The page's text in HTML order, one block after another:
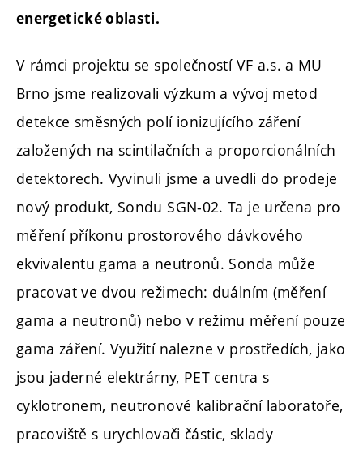
energetické oblasti.
V rámci projektu se společností VF a.s. a MU
Brno jsme realizovali výzkum a vývoj metod
detekce směsných polí ionizujícího záření
založených na scintilačních a proporcionálních
detektorech. Vyvinuli jsme a uvedli do prodeje
nový produkt, Sondu SGN-02. Ta je určena pro
měření příkonu prostorového dávkového
ekvivalentu gama a neutronů. Sonda může
pracovat ve dvou režimech: duálním (měření
gama a neutronů) nebo v režimu měření pouze
gama záření. Využití nalezne v prostředích, jako
jsou jaderné elektrárny, PET centra s
cyklotronem, neutronové kalibrační laboratoře,
pracoviště s urychlovači částic, sklady